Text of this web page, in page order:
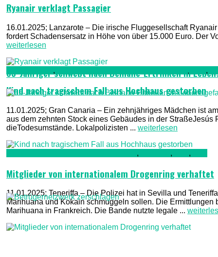
Ryanair verklagt Passagier
16.01.2025; Lanzarote – Die irische Fluggesellschaft
fordert Schadensersatz in Höhe von über 15.000 Euro. Der
weiterlesen
, ,
Kind nach tragischem Fall aus Hochhaus gestorben
11.01.2025; Gran Canaria – Ein zehnjähriges Mädchen ist
aus dem zehnten Stock eines Gebäudes in der
dieTodesumstände. Lokalpolizisten ... weiterlesen
, , ,
Mitglieder von internationalem Drogenring verhaftet
11.01.2025; Teneriffa – Die Polizei hat in Sevilla und
Marihuana und Kokain schmuggeln sollen. Die
Marihuana in Frankreich. Die Bande nutzte legale ...
65-Jähriger schwebt nach Beinahe-Ertrinken in